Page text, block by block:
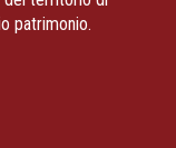
patrimonio.